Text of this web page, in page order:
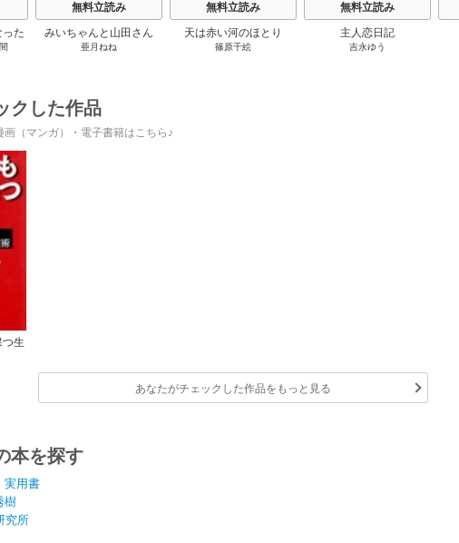
た
け
無料立読み
みいちゃんと山田さん
亜月ねね
無料立読み
天は赤い河のほとり
篠原千絵
無料立読み
主人恋日記
吉永ゆう
クした作品
（マンガ）・電子書籍はこちら♪
生
あなたがチェックした作品をもっと見る
本を探す
実用書
樹
究所